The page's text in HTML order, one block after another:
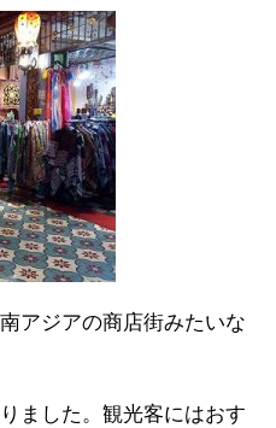
アジアの商店街みたいな
ました。観光客にはおす